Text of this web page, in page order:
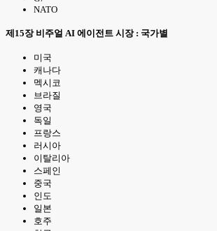
NATO
제15장 비주얼 AI 에이전트 시장 : 국가별
미국
캐나다
멕시코
브라질
영국
독일
프랑스
러시아
이탈리아
스페인
중국
인도
일본
호주